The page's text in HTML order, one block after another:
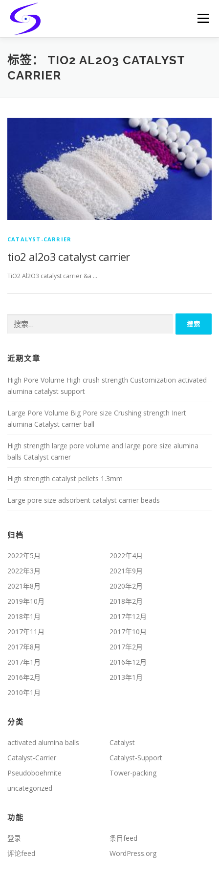
content
Menu
HOME PRODUCTS CATALYST-CARRIER
标签： TIO2 AL2O3 CATALYST
CARRIER
CATALYST-CARRIER
tio2 al2o3 catalyst carrier
TiO2 Al2O3 catalyst carrier &a …
索：
近期文章
High Pore Volume High crush strength Customization activated
alumina catalyst support
Large Pore Volume Big Pore size Crushing strength Inert
alumina Catalyst carrier ball
High strength large pore volume and large pore size alumina
balls Catalyst carrier
High strength catalyst pellets 1.3mm
Large pore size adsorbent catalyst carrier beads
归档
2022年5月
2022年4月
2022年3月
2021年9月
2021年8月
2020年2月
2019年10月
2018年2月
2018年1月
2017年12月
2017年11月
2017年10月
2017年8月
2017年2月
2017年1月
2016年12月
2016年2月
2013年1月
2010年1月
分类
activated alumina balls
Catalyst
Catalyst-Carrier
Catalyst-Support
Pseudoboehmite
Tower-packing
uncategorized
功能
登录
条目feed
评论feed
WordPress.org